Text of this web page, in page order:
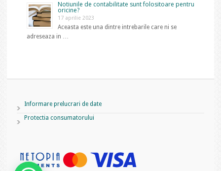
Notiunile de contabilitate sunt folositoare pentru
oricine?
17 aprilie 2023
Aceasta este una dintre intrebarile care ni se
adreseaza in …
Informare prelucrari de date
Protectia consumatorului